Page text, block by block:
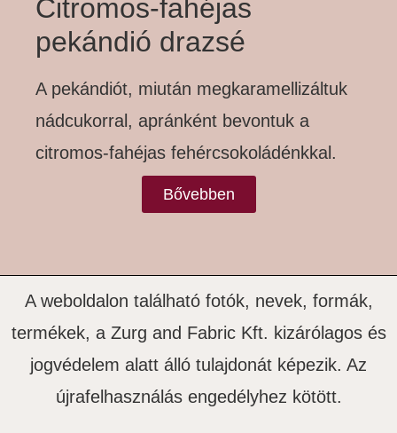
Citromos-fahéjas
pekándió drazsé
A pekándiót, miután megkaramellizáltuk
nádcukorral, apránként bevontuk a
citromos-fahéjas fehércsokoládénkkal.
Bővebben
A weboldalon található fotók, nevek, formák,
termékek, a Zurg and Fabric Kft. kizárólagos és
jogvédelem alatt álló tulajdonát képezik. Az
újrafelhasználás engedélyhez kötött.